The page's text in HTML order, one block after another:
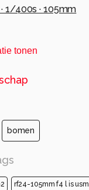
1/400s · 105mm
tonen
bomen
rf24-105mm f4 l is usm